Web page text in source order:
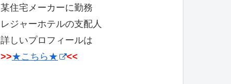
某住宅メーカーに勤務
レジャーホテルの支配人
詳しいプロフィールは
>>★こちら★ <<